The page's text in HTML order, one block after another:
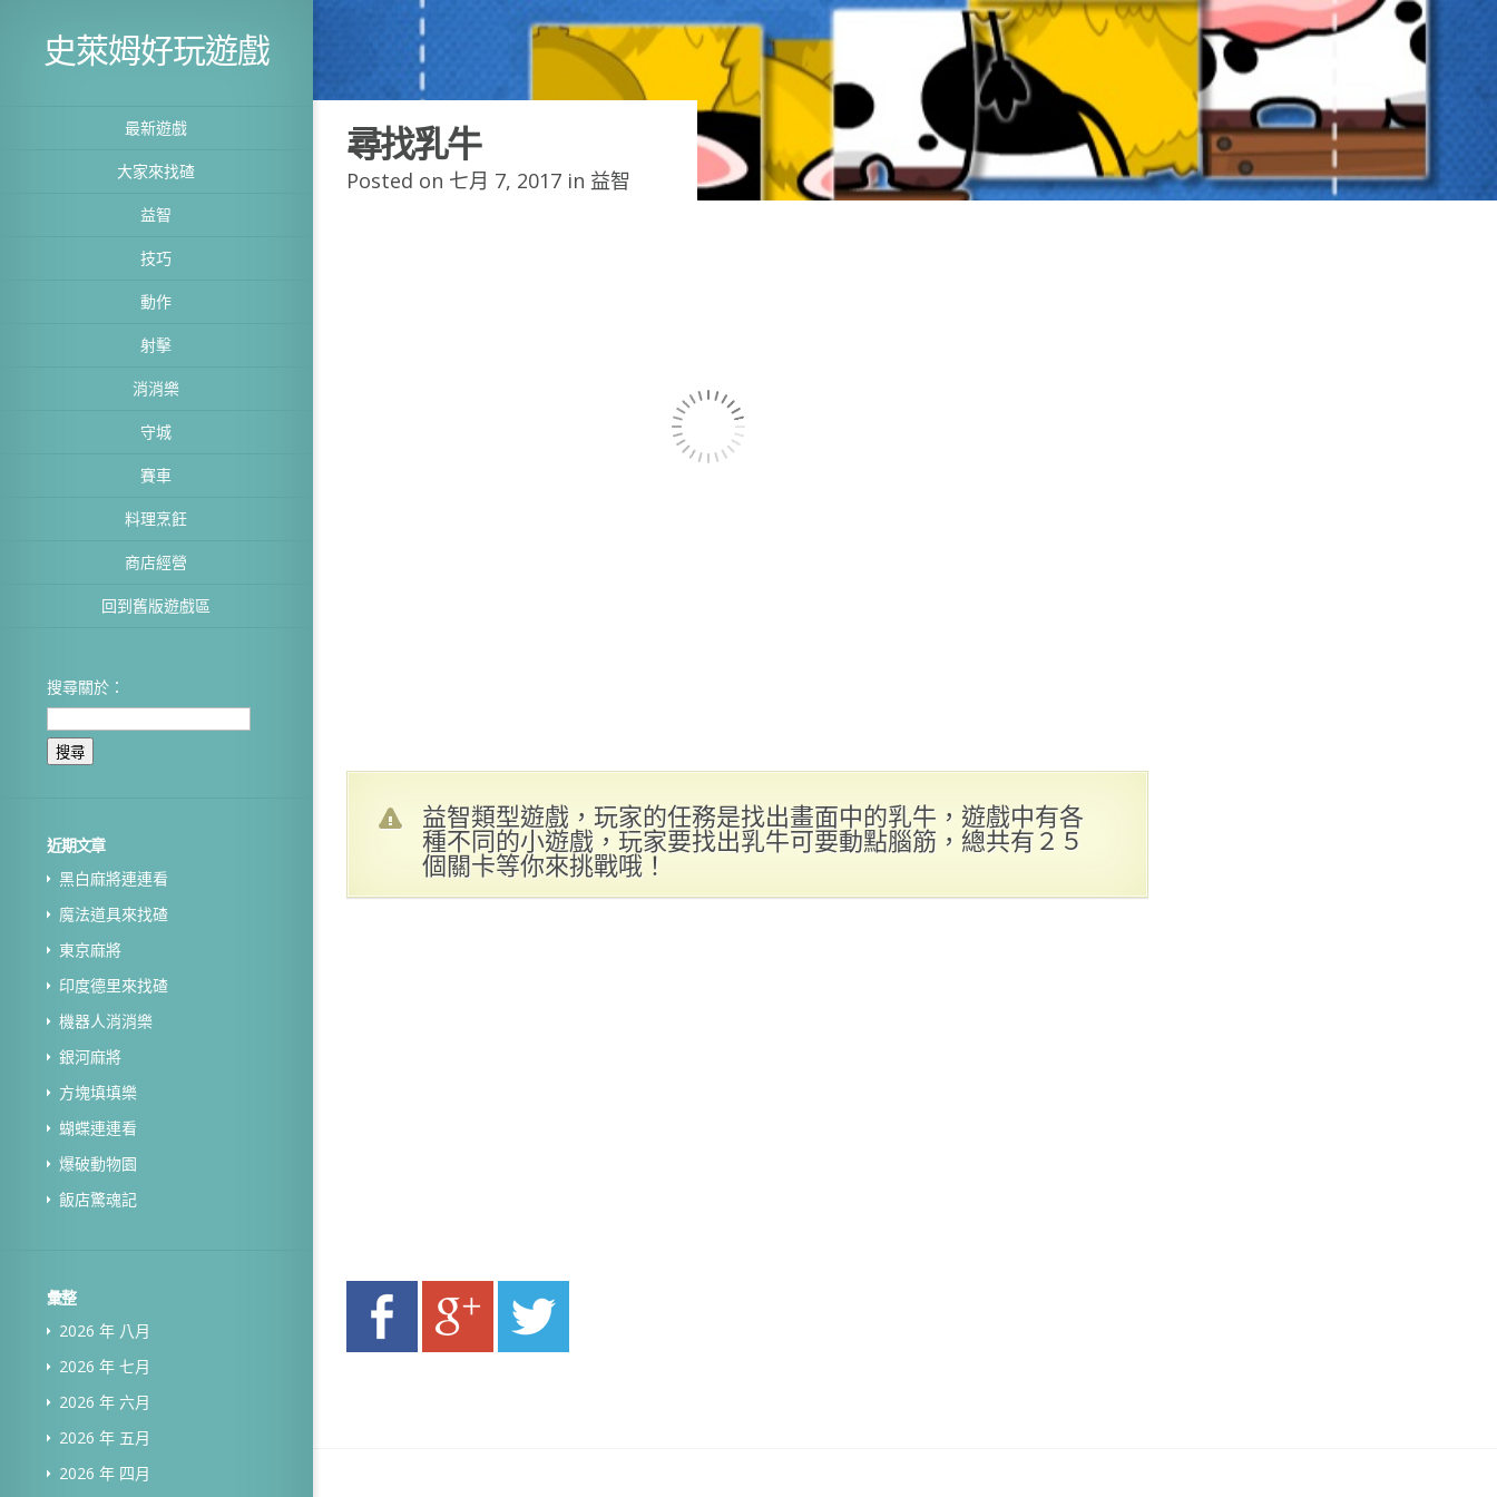
史萊姆好玩遊戲
最新遊戲
大家來找碴
益智
技巧
動作
射擊
消消樂
守城
賽車
料理烹飪
商店經營
回到舊版遊戲區
搜尋關於：
近期文章
黑白麻將連連看
魔法道具來找碴
東京麻將
印度德里來找碴
機器人消消樂
銀河麻將
方塊填填樂
蝴蝶連連看
爆破動物園
飯店驚魂記
彙整
2026 年 八月
2026 年 七月
2026 年 六月
2026 年 五月
2026 年 四月
尋找乳牛
Posted on 七月 7, 2017 in 益智
益智類型遊戲，玩家的任務是找出畫面中的乳牛，遊戲中有各
種不同的小遊戲，玩家要找出乳牛可要動點腦筋，總共有２５
個關卡等你來挑戰哦！